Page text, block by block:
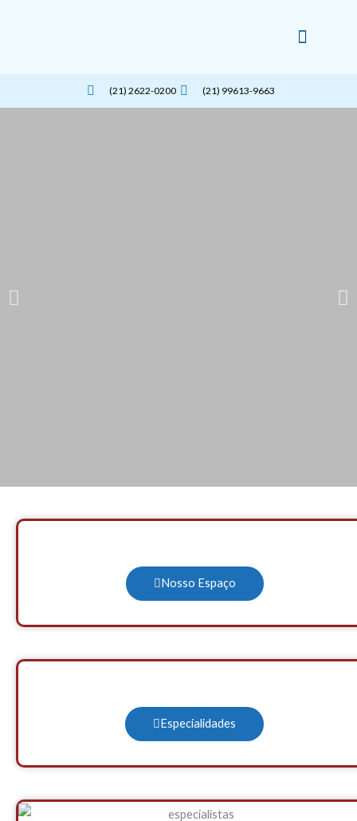
(21) 2622-0200 (21) 99613-9663
Nosso Espaço
Especialidades